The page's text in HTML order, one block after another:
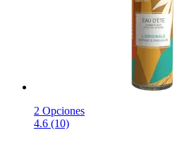
2 Opciones
4.6 (10)